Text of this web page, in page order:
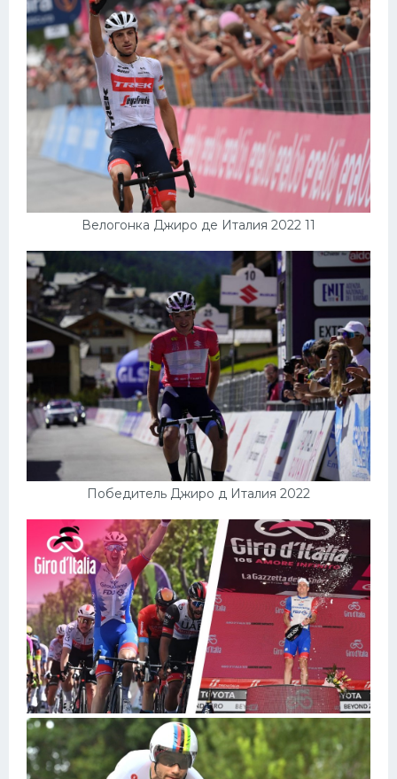
Велогонка Джиро де Италия 2022 11
Победитель Джиро д Италия 2022